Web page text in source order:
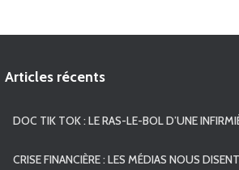
Articles récents
DOC TIK TOK : LE RAS-LE-BOL D’UNE
CRISE FINANCIÈRE : LES MÉDIAS NOUS